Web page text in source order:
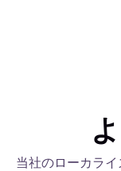
当社のローカラ